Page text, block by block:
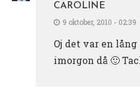
CAROLINE
9 oktober, 2010 - 02:39
Oj det var en
imorgon då 🙂